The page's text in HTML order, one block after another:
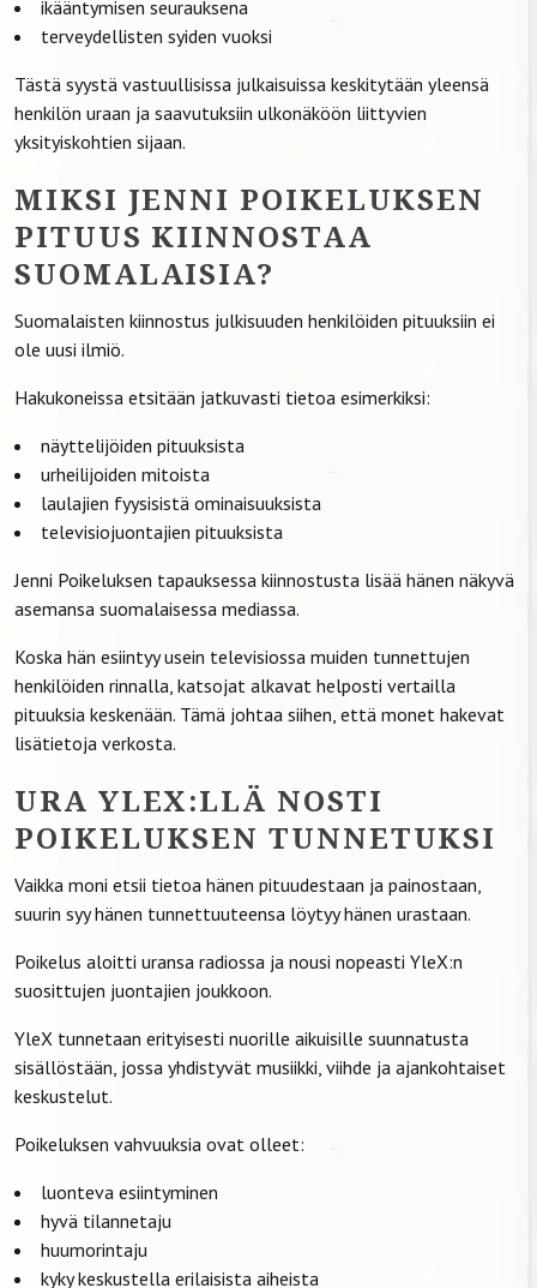
ikääntymisen seurauksena
terveydellisten syiden vuoksi
Tästä syystä vastuullisissa julkaisuissa keskitytään yleensä
henkilön uraan ja saavutuksiin ulkonäköön liittyvien
yksityiskohtien sijaan.
MIKSI JENNI POIKELUKSEN
PITUUS KIINNOSTAA
SUOMALAISIA?
Suomalaisten kiinnostus julkisuuden henkilöiden pituuksiin ei
ole uusi ilmiö.
Hakukoneissa etsitään jatkuvasti tietoa esimerkiksi:
näyttelijöiden pituuksista
urheilijoiden mitoista
laulajien fyysisistä ominaisuuksista
televisiojuontajien pituuksista
Jenni Poikeluksen tapauksessa kiinnostusta lisää hänen näkyvä
asemansa suomalaisessa mediassa.
Koska hän esiintyy usein televisiossa muiden tunnettujen
henkilöiden rinnalla, katsojat alkavat helposti vertailla
pituuksia keskenään. Tämä johtaa siihen, että monet hakevat
lisätietoja verkosta.
URA YLEX:LLÄ NOSTI
POIKELUKSEN TUNNETUKSI
Vaikka moni etsii tietoa hänen pituudestaan ja painostaan,
suurin syy hänen tunnettuuteensa löytyy hänen urastaan.
Poikelus aloitti uransa radiossa ja nousi nopeasti YleX:n
suosittujen juontajien joukkoon.
YleX tunnetaan erityisesti nuorille aikuisille suunnatusta
sisällöstään, jossa yhdistyvät musiikki, viihde ja ajankohtaiset
keskustelut.
Poikeluksen vahvuuksia ovat olleet:
luonteva esiintyminen
hyvä tilannetaju
huumorintaju
kyky keskustella erilaisista aiheista